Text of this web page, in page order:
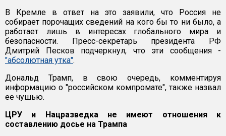
В Кремле в ответ на это заявили, что Россия не
собирает порочащих сведений на кого бы то ни было, а
работает лишь в интересах глобального мира и
безопасности. Пресс-секретарь президента РФ
Дмитрий Песков подчеркнул, что эти сообщения -
"абсолютная утка".
Дональд Трамп, в свою очередь, комментируя
информацию о "российском компромате", также назвал
ее чушью.
ЦРУ и Нацразведка не имеют отношения к
составлению досье на Трампа